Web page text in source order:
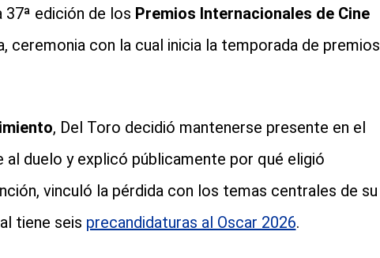
37ª edición de los Premios Internacionales de Cine
ceremonia con la cual inicia la temporada de premios
, Del Toro decidió mantenerse presente en el
al duelo y explicó públicamente por qué eligió
vinculó la pérdida con los temas centrales de su
tiene seis precandidaturas al Oscar 2026.